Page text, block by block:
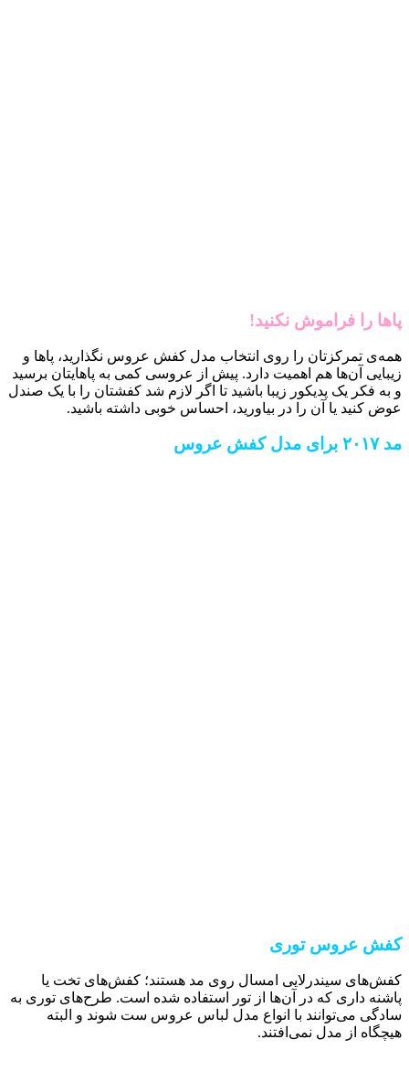
پاها را فراموش نکنید!
همه‌ی تمرکزتان را روی انتخاب مدل کفش عروس نگذارید، پاها و
زیبایی آن‌ها هم اهمیت دارد. پیش از عروسی کمی به پاهایتان برسید
و به فکر یک پدیکور زیبا باشید تا اگر لازم شد کفشتان را با یک صندل
عوض کنید یا آن را در بیاورید، احساس خوبی داشته باشید.
مد ۲۰۱۷ برای مدل کفش عروس
کفش عروس توری
کفش‌های سیندرلایی امسال روی مد هستند؛ کفش‌های تخت یا
پاشنه داری که در آن‌ها از تور استفاده شده است. طرح‌های توری به
سادگی می‌توانند با انواع مدل لباس عروس ست شوند و البته
هیچگاه از مدل نمی‌افتند.